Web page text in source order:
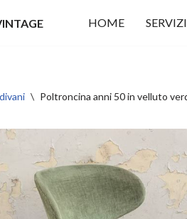
HOME SERVIZI
\ Poltroncina anni 50 in velluto